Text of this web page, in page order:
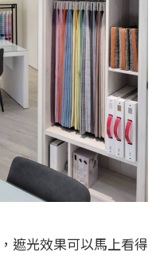
遮光效果可以馬上看得